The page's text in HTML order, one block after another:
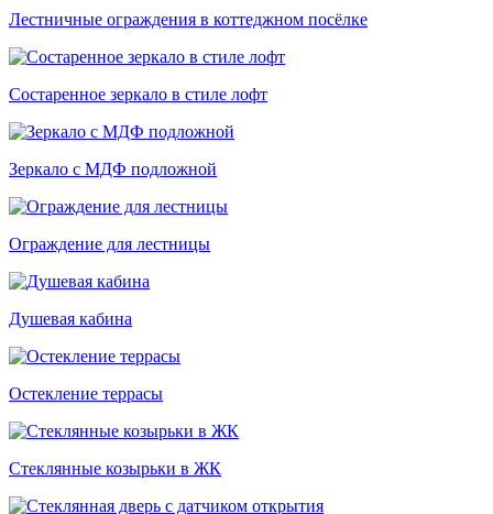
Лестничные ограждения в коттеджном посёлке
Состаренное зеркало в стиле лофт
Зеркало с МДФ подложной
Ограждение для лестницы
Душевая кабина
Остекление террасы
Стеклянные козырьки в ЖК